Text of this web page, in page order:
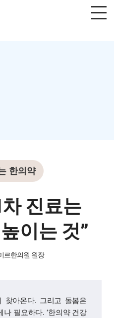
한의약
진료는
이는 것”
르한의원 원장
찾아온다. 그리고 돌봄은
필요하다. ‘한의약 건강